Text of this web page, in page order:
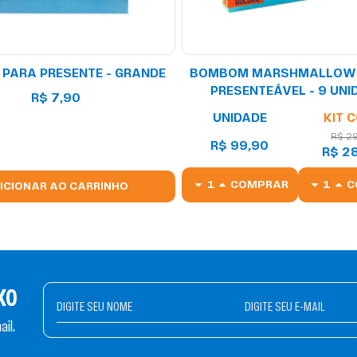
PRESENTE - GRANDE
R$ 7,90
AO CARRINHO
BOMBOM MARSHMALLOW
PRESENTEÁVEL - 9
UNIDADE
R$ 99,90
COMPRAR
KIT
R$
R$